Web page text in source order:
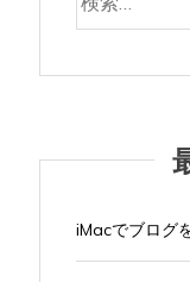
索:
iMacでブログ